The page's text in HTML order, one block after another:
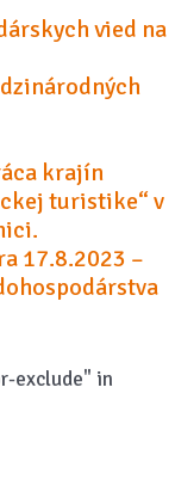
vied na
krajín
turistike“ v
17.8.2023 –
exclude" in